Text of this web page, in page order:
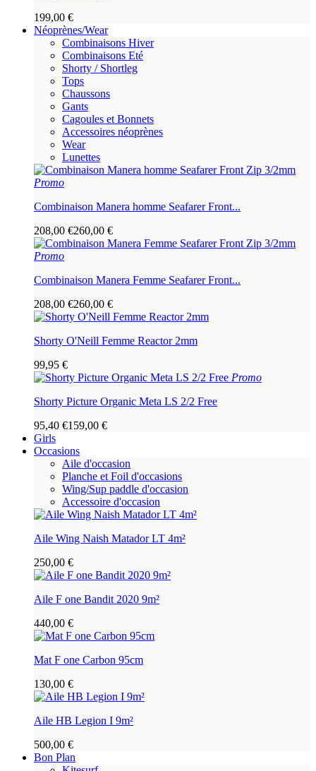
199,00 €
Néoprènes/Wear
Combinaisons Hiver
Combinaisons Eté
Shorty / Shortleg
Tops
Chaussons
Gants
Cagoules et Bonnets
Accessoires néoprènes
Wear
Lunettes
Promo
Combinaison Manera homme Seafarer Front...
208,00 €260,00 €
Promo
Combinaison Manera Femme Seafarer Front...
208,00 €260,00 €
Shorty O'Neill Femme Reactor 2mm
99,95 €
Promo
Shorty Picture Organic Meta LS 2/2 Free
95,40 €159,00 €
Girls
Occasions
Aile d'occasion
Planche et Foil d'occasions
Wing/Sup paddle d'occasion
Accessoire d'occasion
Aile Wing Naish Matador LT 4m²
250,00 €
Aile F one Bandit 2020 9m²
440,00 €
Mat F one Carbon 95cm
130,00 €
Aile HB Legion I 9m²
500,00 €
Bon Plan